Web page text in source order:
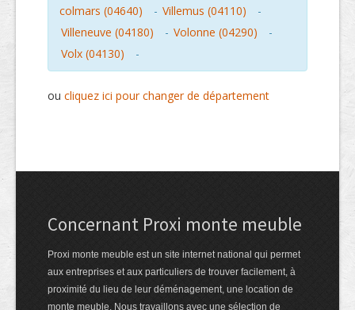
colmars (04640)
- Villemus (04110)
-
Villeneuve (04180)
- Volonne (04290)
-
Volx (04130)
-
ou cliquez ici pour changer de département
Concernant Proxi monte meuble
Proxi monte meuble est un site internet national qui permet
aux entreprises et aux particuliers de trouver facilement, à
proximité du lieu de leur déménagement, une location de
monte meuble. Nous travaillons avec une sélection de